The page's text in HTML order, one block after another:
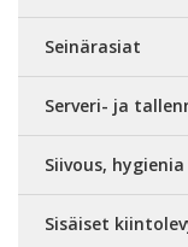
Seinärasiat
Serveri- ja
Siivous,
Sisäiset